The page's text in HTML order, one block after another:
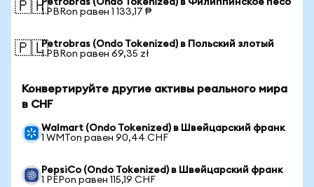
🇵🇭Petrobras (Ondo Tokenized) в Филиппинское песо
1 PBRon равен 1 133,17 ₱
🇵🇱Petrobras (Ondo Tokenized) в Польский злотый
1 PBRon равен 69,35 zł
Конвертируйте другие активы реального мира
в CHF
Walmart (Ondo Tokenized) в Швейцарский франк
1 WMTon равен 90,44 CHF
PepsiCo (Ondo Tokenized) в Швейцарский франк
1 PEPon равен 115,19 CHF